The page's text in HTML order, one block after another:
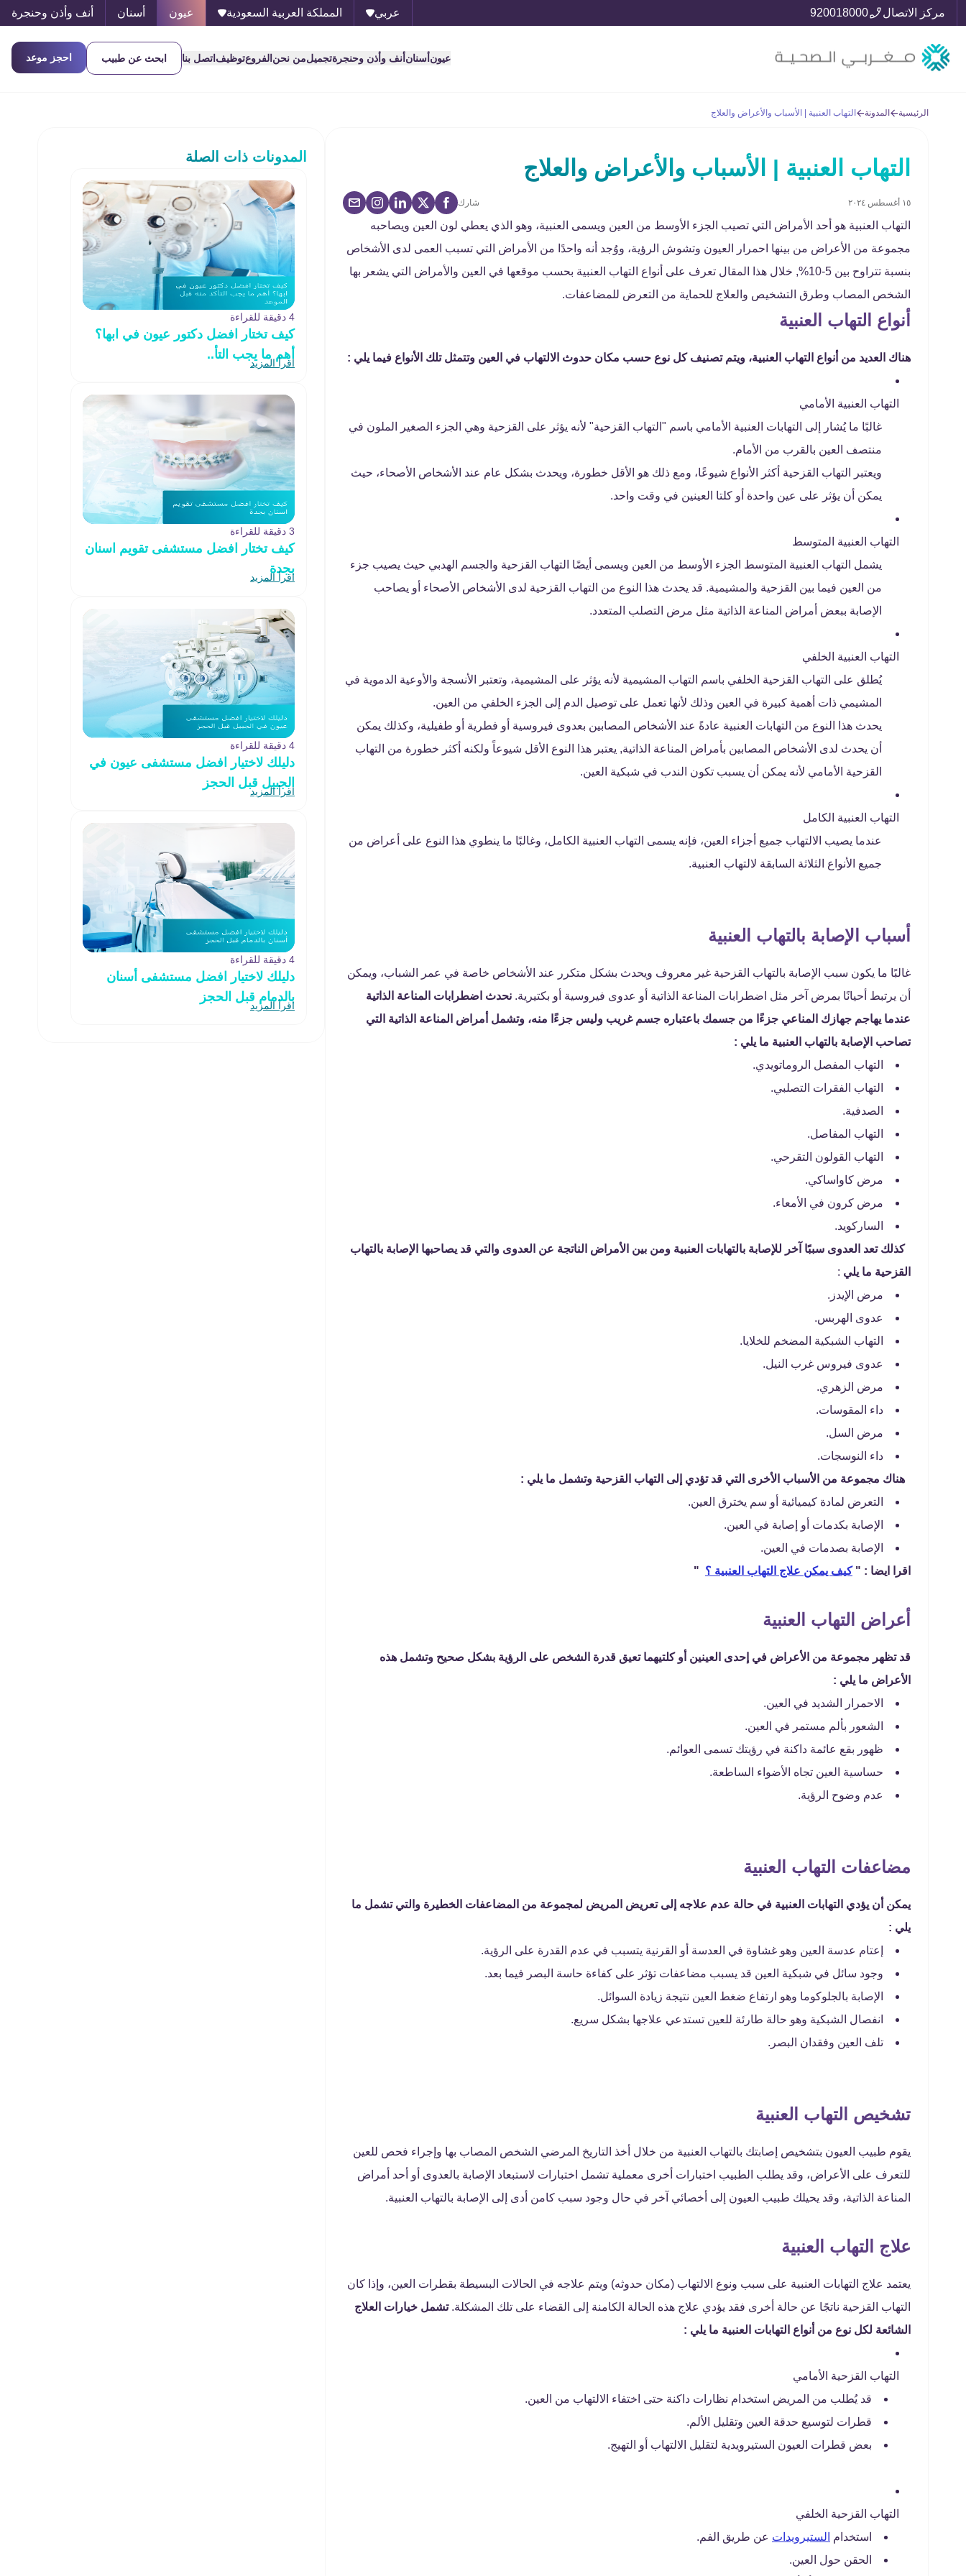
مركز الاتصال 920018000 عربي المملكة العربية السعودية عيون أسنان أنف وأذن وحنجرة
عيون أسنان أنف وأذن وحنجرةتجميلمن نحن الفروعتوظيف اتصل بنا ابحث عن طبيب احجز موعد
الرئيسية المدونة التهاب العنبية | الأسباب والأعراض والعلاج
التهاب العنبية | الأسباب والأعراض والعلاج
١٥ أغسطس ٢٠٢٤ شارك
التهاب العنبية هو أحد الأمراض التي تصيب الجزء الأوسط من العين ويسمى العنبية، وهو الذي يعطي لون العين ويصاحبه
مجموعة من الأعراض من بينها احمرار العيون وتشوش الرؤية، ووُجد أنه واحدًا من الأمراض التي تسبب العمى لدى الأشخاص
بنسبة تتراوح بين 5-10%, خلال هذا المقال تعرف على أنواع التهاب العنبية بحسب موقعها في العين والأمراض التي يشعر بها
الشخص المصاب وطرق التشخيص والعلاج للحماية من التعرض للمضاعفات.
أنواع التهاب العنبية
هناك العديد من أنواع التهاب العنبية، ويتم تصنيف كل نوع حسب مكان حدوث الالتهاب في العين وتتمثل تلك الأنواع فيما يلي :
التهاب العنبية الأمامي
غالبًا ما يُشار إلى التهابات العنبية الأمامي باسم "التهاب القزحية" لأنه يؤثر على القزحية وهي الجزء الصغير الملون في
منتصف العين بالقرب من الأمام.
ويعتبر التهاب القزحية أكثر الأنواع شيوعًا، ومع ذلك هو الأقل خطورة، ويحدث بشكل عام عند الأشخاص الأصحاء، حيث
يمكن أن يؤثر على عين واحدة أو كلتا العينين في وقت واحد.
التهاب العنبية المتوسط ​
يشمل التهاب العنبية المتوسط الجزء الأوسط من العين ويسمى أيضًا التهاب القزحية والجسم الهدبي حيث يصيب جزء
من العين فيما بين القزحية والمشيمية. قد يحدث هذا النوع من التهاب القزحية لدى الأشخاص الأصحاء أو يصاحب
الإصابة ببعض أمراض المناعة الذاتية مثل مرض التصلب المتعدد.
التهاب العنبية الخلفي
يُطلق على التهاب القزحية الخلفي باسم التهاب المشيمية لأنه يؤثر على المشيمية، وتعتبر الأنسجة والأوعية الدموية في
المشيمي ذات أهمية كبيرة في العين وذلك لأنها تعمل على توصيل الدم إلى الجزء الخلفي من العين.
يحدث هذا النوع من التهابات العنبية عادةً عند الأشخاص المصابين بعدوى فيروسية أو فطرية أو طفيلية، وكذلك يمكن
أن يحدث لدى الأشخاص المصابين بأمراض المناعة الذاتية, يعتبر هذا النوع الأقل شيوعاً ولكنه أكثر خطورة من التهاب
القزحية الأمامي لأنه يمكن أن يسبب تكون الندب في شبكية العين.
التهاب العنبية الكامل
عندما يصيب الالتهاب جميع أجزاء العين، فإنه يسمى التهاب العنبية الكامل، وغالبًا ما ينطوي هذا النوع على أعراض من
جميع الأنواع الثلاثة السابقة لالتهاب العنبية.
أسباب الإصابة بالتهاب العنبية
غالبًا ما يكون سبب الإصابة بالتهاب القزحية غير معروف ويحدث بشكل متكرر عند الأشخاص خاصة في عمر الشباب، ويمكن
أن يرتبط أحيانًا بمرض آخر مثل اضطرابات المناعة الذاتية أو عدوى فيروسية أو بكتيرية. نحدث اضطرابات المناعة الذاتية
عندما يهاجم جهازك المناعي جزءًا من جسمك باعتباره جسم غريب وليس جزءًا منه، وتشمل أمراض المناعة الذاتية التي
تصاحب الإصابة بالتهاب العنبية ما يلي :
التهاب المفصل الروماتويدي.
التهاب الفقرات التصلبي.
الصدفية.
التهاب المفاصل.
التهاب القولون التقرحي.
مرض كاواساكي.
مرض كرون في الأمعاء.
الساركويد.
كذلك تعد العدوى سببًا آخر للإصابة بالتهابات العنبية ومن بين الأمراض الناتجة عن العدوى والتي قد يصاحبها الإصابة بالتهاب
القزحية ما يلي :
مرض الإيدز.
عدوى الهربس.
التهاب الشبكية المضخم للخلايا.
عدوى فيروس غرب النيل.
مرض الزهري.
داء المقوسات.
مرض السل.
داء النوسجات.
هناك مجموعة من الأسباب الأخرى التي قد تؤدي إلى التهاب القزحية وتشمل ما يلي :
التعرض لمادة كيميائية أو سم يخترق العين.
الإصابة بكدمات أو إصابة في العين.
الإصابة بصدمات في العين.
اقرا ايضا : "كيف يمكن علاج التهاب العنبية ؟ "
أعراض التهاب العنبية
قد تظهر مجموعة من الأعراض في إحدى العينين أو كلتيهما تعيق قدرة الشخص على الرؤية بشكل صحيح وتشمل هذه
الأعراض ما يلي :
الاحمرار الشديد في العين.
الشعور بألم مستمر في العين.
ظهور بقع عائمة داكنة في رؤيتك تسمى العوائم.
حساسية العين تجاه الأضواء الساطعة.
عدم وضوح الرؤية.
مضاعفات التهاب العنبية
يمكن أن يؤدي التهابات العنبية في حالة عدم علاجه إلى تعريض المريض لمجموعة من المضاعفات الخطيرة والتي تشمل ما
يلي :
إعتام عدسة العين وهو غشاوة في العدسة أو القرنية يتسبب في عدم القدرة على الرؤية.
وجود سائل في شبكية العين قد يسبب مضاعفات تؤثر على كفاءة حاسة البصر فيما بعد.
الإصابة بالجلوكوما وهو ارتفاع ضغط العين نتيجة زيادة السوائل.
انفصال الشبكية وهو حالة طارئة للعين تستدعي علاجها بشكل سريع.
تلف العين وفقدان البصر.
تشخيص التهاب العنبية
يقوم طبيب العيون بتشخيص إصابتك بالتهاب العنبية من خلال أخذ التاريخ المرضي الشخص المصاب بها وإجراء فحص للعين
للتعرف على الأعراض، وقد يطلب الطبيب اختبارات أخرى معملية تشمل اختبارات لاستبعاد الإصابة بالعدوى أو أحد أمراض
المناعة الذاتية، وقد يحيلك طبيب العيون إلى أخصائي آخر في حال وجود سبب كامن أدى إلى الإصابة بالتهاب العنبية.
علاج التهاب العنبية
يعتمد علاج التهابات العنبية على سبب ونوع الالتهاب (مكان حدوثه) ويتم علاجه في الحالات البسيطة بقطرات العين، وإذا كان
التهاب القزحية ناتجًا عن حالة أخرى فقد يؤدي علاج هذه الحالة الكامنة إلى القضاء على تلك المشكلة.تشمل خيارات العلاج
الشائعة لكل نوع من أنواع التهابات العنبية ما يلي :
التهاب القزحية الأمامي
قد يُطلب من المريض استخدام نظارات داكنة حتى اختفاء الالتهاب من العين.
قطرات لتوسيع حدقة العين وتقليل الألم.
بعض قطرات العيون الستيرويدية لتقليل الالتهاب أو التهيج.
التهاب القزحية الخلفي
استخدام الستيرويدات عن طريق الفم.
الحقن حول العين.
المدونات ذات الصلة
4 دقيقة للقراءة
كيف تختار افضل دكتور عيون في ابها؟
أهم ما يجب التأ..
اقرأ المزيد
3 دقيقة للقراءة
كيف تختار افضل مستشفى تقويم اسنان
بجدة
اقرأ المزيد
4 دقيقة للقراءة
دليلك لاختيار افضل مستشفى عيون في
الجبيل قبل الحجز
اقرأ المزيد
4 دقيقة للقراءة
دليلك لاختيار افضل مستشفى أسنان
بالدمام قبل الحجز
اقرأ المزيد